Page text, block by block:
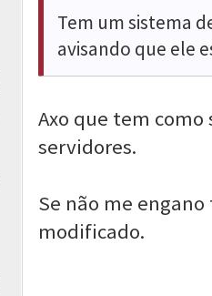
Tem um sistema
avisando que ele
Axo que tem
servidores.
Se não me
modificado.